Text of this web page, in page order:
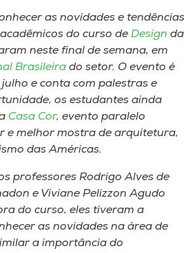
as novidades e tendências
do curso de Design da
neste final de semana, em
Brasileira do setor. O evento é
e conta com palestras e
os estudantes ainda
Casa Cor, evento paralelo
e melhor mostra de arquitetura,
das Américas.
professores Rodrigo Alves de
e Viviane Pelizzon Agudo
do curso, eles tiveram a
as novidades na área de
a importância do